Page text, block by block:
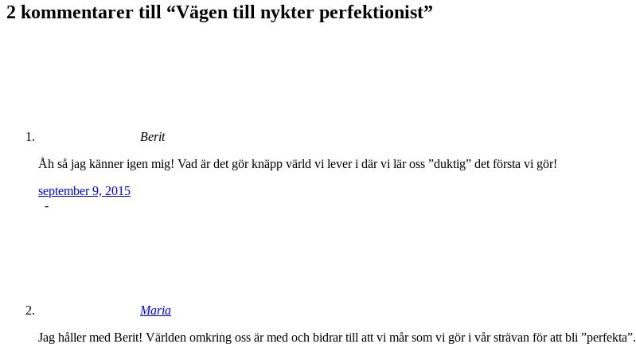
2 kommentarer till “Vägen till nykter perfektionist”
Berit
Åh så jag känner igen mig! Vad är det gör knäpp värld vi lever i där vi lär oss ”duktig” det första vi gör!
september 9, 2015
-
Maria
Jag håller med Berit! Världen omkring oss är med och bidrar till att vi mår som vi gör i vår strävan för att bli ”perfekta”.